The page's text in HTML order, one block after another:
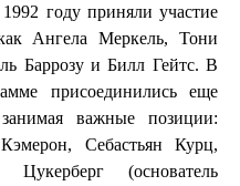
году приняли участие
Ангела Меркель, Тони
Баррозу и Билл Гейтс. В
присоединились еще
важные позиции:
Себастьян Курц,
(основатель